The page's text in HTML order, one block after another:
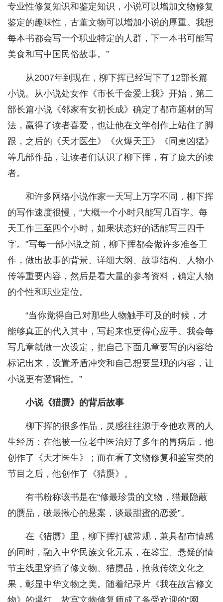
专业性修复知识和鉴定知识，小说可以增加文物修复
鉴定的趣味性，古董文物可以增加小说的厚重。我想
每本书都会写一个职业特定的人群，下一本书可能写
美食和写中国民俗故事。”
从2007年到现在，柳下挥已经写下了12部长篇
小说。从小说处女作《市长千金爱上我》开始，第二
部长篇小说《邻家有女初长成》确定了都市题材的写
法，赢得了读者喜爱，也让他在文学创作上站住了脚
跟，之后的《天才医生》《火爆天王》《同桌凶猛》
等几部作品，让读者们认识了柳下挥，有了庞大的读
者。
和许多网络小说作家一天写上万字不同，柳下挥
的写作速度很慢，“大概一个小时只能写几百字。每
天工作三至四个小时，如果状态好的话能写三四千
字。”写每一部小说之前，柳下挥都会做许多准备工
作，做出故事的背景、详细大纲、故事结构、人物小
传等重要内容，然后是看大量的参考资料，确定人物
的个性和职业定位。
“当你觉得自己对那些人物触手可及的时候，才
能够真正的代入其中，写起来也更得心应手。我会每
写几章就做一次设定，把自己下面几章要写的内容给
标记出来，设置矛盾冲突和自己想要呈现的内容，让
小说更有逻辑性。”
小说《猎赝》的背后故事
柳下挥的很多作品，灵感往往源于令他欢喜的人
生经历：在他被一位老中医治好了多年的胃病后，他
创作了《天才医生》；而在看了文物修复和鉴宝类的
节目之后，他创作了《猎赝》。
有书粉称该书是在“修最珍贵的文物，猎最隐蔽
的赝品，破最揪心的悬案，谈最甜蜜的恋爱”。
在《猎赝》里，柳下挥打破常规，兼具都市情感
的同时，融入中华民族文化元素，在鉴宝、悬疑的情
节主线里穿插了修文物、猎赝品，抢救传统文化之
果，彰显中华文物之美。随着纪录片《我在故宫修文